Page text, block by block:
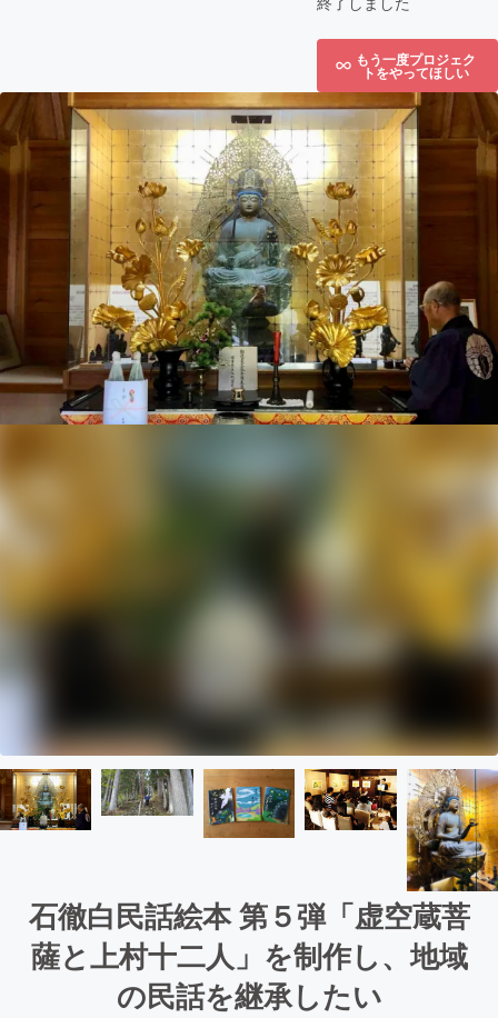
もう一度プロジェク
トをやってほしい
石徹白民話絵本 第５弾「虚空蔵菩
薩と上村十二人」を制作し、地域
の民話を継承したい